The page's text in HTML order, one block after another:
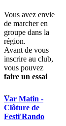
Vous avez envie
de marcher en
groupe dans la
région.
Avant de vous
inscrire au club,
vous pouvez
faire un essai
...
Var Matin -
Clôture de
Festi'Rando